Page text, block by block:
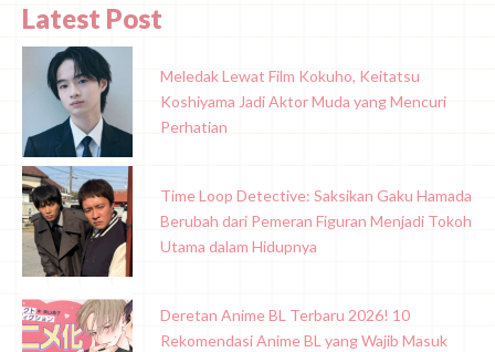
Latest Post
Meledak Lewat Film Kokuho, Keitatsu
Koshiyama Jadi Aktor Muda yang Mencuri
Perhatian
Time Loop Detective: Saksikan Gaku Hamada
Berubah dari Pemeran Figuran Menjadi Tokoh
Utama dalam Hidupnya
Deretan Anime BL Terbaru 2026! 10
Rekomendasi Anime BL yang Wajib Masuk